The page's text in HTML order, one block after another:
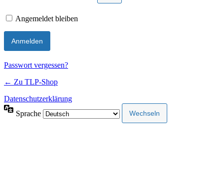
Angemeldet bleiben
Passwort vergessen?
← Zu TLP-Shop
Datenschutzerklärung
Sprache